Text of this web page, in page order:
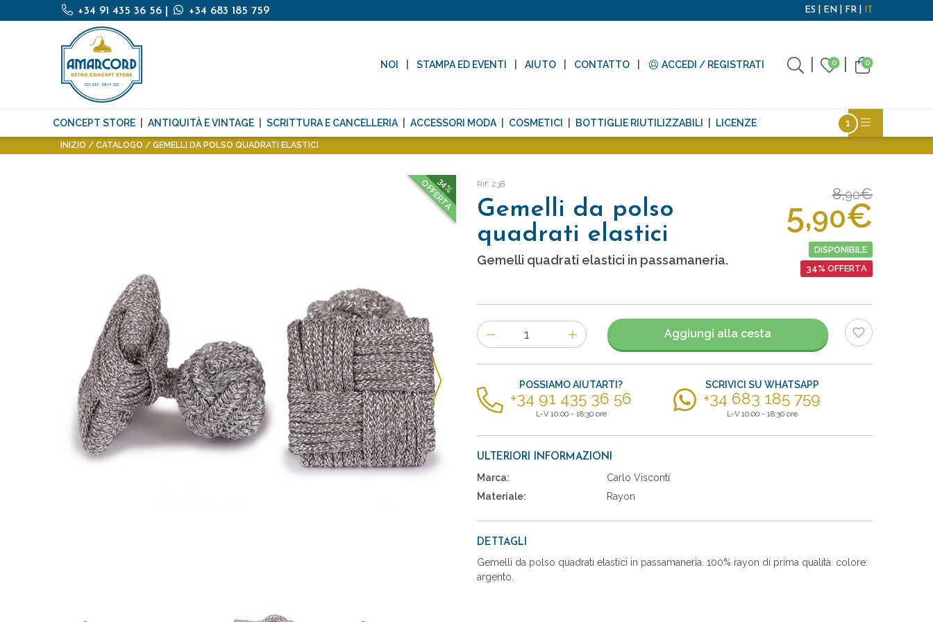
+34 91 435 36 56 +34 683 185 759 ES EN FR IT
NOI STAMPA ED EVENTI AIUTO CONTATTO ACCEDI / REGISTRATI 0 0
CONCEPT STORE ANTIQUITÀ E VINTAGE SCRITTURA E CANCELLERIA ACCESSORI MODA COSMETICI BOTTIGLIE RIUTILIZZABILI LICENZE
INIZIO CATALOGO GEMELLI DA POLSO QUADRATI ELASTICI
34%
OFFERTA Rif: 238
Gemelli da polso
quadrati elastici
Gemelli quadrati elastici in passamaneria.
8,90€
5,90€
DISPONIBILE
34% OFFERTA
Numero
di
articoli
Aggiungi alla cesta
POSSIAMO AIUTARTI?
+34 91 435 36 56
L-V 10:00 - 18:30 ore
SCRIVICI SU WHATSAPP
+34 683 185 759
L-V 10:00 - 18:30 ore
ULTERIORI INFORMAZIONI
Marca:
Carlo Visconti
Materiale:
Rayon
DETTAGLI
Gemelli da polso quadrati elastici in passamaneria. 100% rayon di prima qualità. colore:
argento.